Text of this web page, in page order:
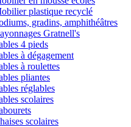
plastique recyclé
gradins, amphithéâtres
Gratnell's
4 pieds
à dégagement
à roulettes
pliantes
réglables
scolaires
scolaires